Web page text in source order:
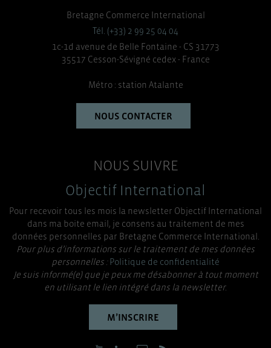
Bretagne Commerce International
Tél. (+33) 2 99 25 04 04
1c-1d avenue de Belle Fontaine - CS 31773
35517 Cesson-Sévigné cedex - France
Métro : station Atalante
NOUS CONTACTER
NOUS SUIVRE
Objectif International
Pour recevoir tous les mois la newsletter Objectif International
dans ma boite email, je consens au traitement de mes
données personnelles par Bretagne Commerce International.
Pour plus d’informations sur le traitement de mes données
personnelles :Politique de confidentialité
Je suis informé(e) que je peux me désabonner à tout moment
en utilisant le lien intégré dans la newsletter.
M’INSCRIRE